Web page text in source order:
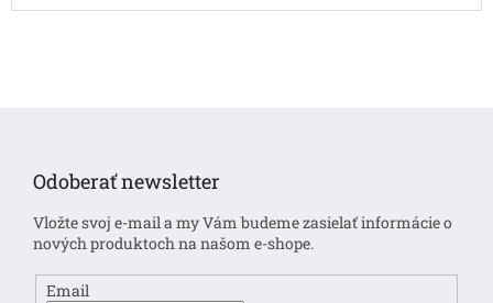
Odoberať newsletter
Vložte svoj e-mail a my Vám budeme zasielať informácie o
nových produktoch na našom e-shope.
Email